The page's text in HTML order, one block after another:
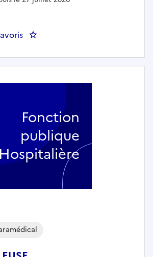
: INFIRMIER.E - PSYCHIATRIE
Fonction
publique
Hospitalière